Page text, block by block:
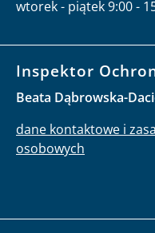
wtorek - piątek 9:00 -
Inspektor
Beata Dąbrowska-
dane kontaktowe i
osobowych